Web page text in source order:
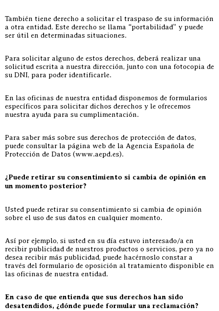
También tiene derecho a solicitar el traspaso de su información
a otra entidad. Este derecho se llama “portabilidad” y puede
ser útil en determinadas situaciones.
Para solicitar alguno de estos derechos, deberá realizar una
solicitud escrita a nuestra dirección, junto con una fotocopia de
su DNI, para poder identificarle.
En las oficinas de nuestra entidad disponemos de formularios
específicos para solicitar dichos derechos y le ofrecemos
nuestra ayuda para su cumplimentación.
Para saber más sobre sus derechos de protección de datos,
puede consultar la página web de la Agencia Española de
Protección de Datos (www.aepd.es).
¿Puede retirar su consentimiento si cambia de opinión en
un momento posterior?
Usted puede retirar su consentimiento si cambia de opinión
sobre el uso de sus datos en cualquier momento.
Así por ejemplo, si usted en su día estuvo interesado/a en
recibir publicidad de nuestros productos o servicios, pero ya no
desea recibir más publicidad, puede hacérnoslo constar a
través del formulario de oposición al tratamiento disponible en
las oficinas de nuestra entidad.
En caso de que entienda que sus derechos han sido
desatendidos, ¿dónde puede formular una reclamación?